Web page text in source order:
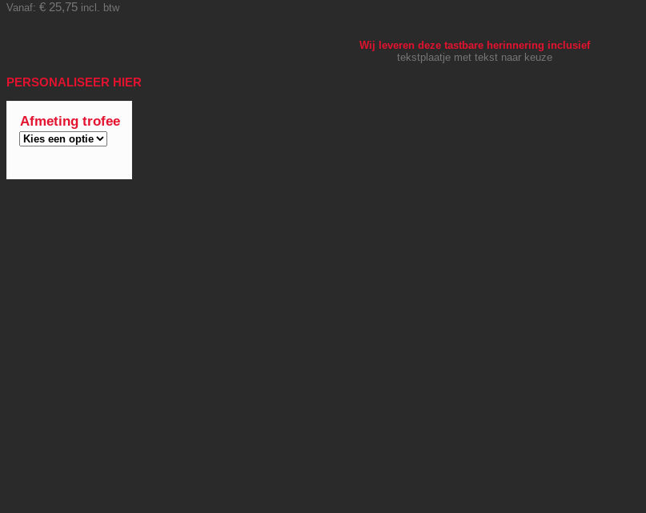
Vanaf: € 25,75 incl. btw
Wij leveren deze tastbare herinnering inclusief
tekstplaatje met tekst naar keuze
PERSONALISEER HIER
Afmeting trofee